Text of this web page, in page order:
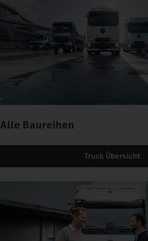
Alle Baureihen
Truck Übersicht